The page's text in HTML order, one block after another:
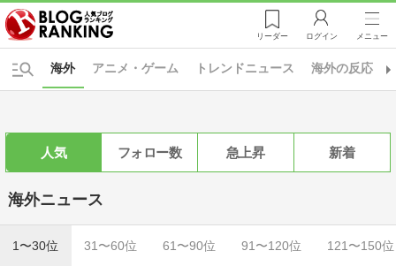
リーダー ログイン メニュー
アニメ・ゲーム トレンドニュース 海外の反応
海外
人気 フォロー数 急上昇 新着
海外ニュース
1〜30位 31〜60位 61〜90位 91〜120位 121〜150位